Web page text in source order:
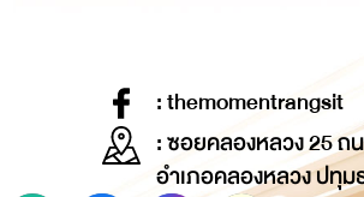
: themomentrangsit
: ซอยคลองหลวง 25
อำเภอคลองหลวง ปทุ